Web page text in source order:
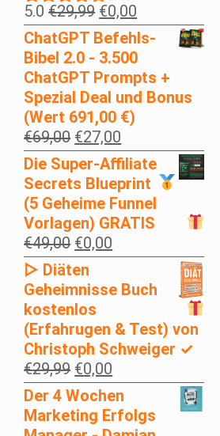
Bewertet
mit5.00
von 5
5.0 €29,99 Ursprünglicher
Preis
war:
€29,99
€0,00
Preis
ist:
€0,00.
ChatGPT Befehls-
Bibel 2.0 - 3.500
ChatGPT Prompts +
Spezial Deal und Bonus
(Wert 691,00 €)
€69,00 Ursprünglicher
Preis
war:
€69,00
€27,00
Preis
ist:
€27,00.
Die Super-Affiliate
Secrets Blueprint
(5 Geheime Funnel
Vorlagen) GRATIS
€49,00 Ursprünglicher
Preis
war:
€49,00
€0,00
Preis
ist:
€0,00.
▷ Diäten
Geheimnisse Buch
kostenlos
(Erfahrugen & Test) von
Christoph Schweiger ✓
€29,99 Ursprünglicher
Preis
war:
€29,99
€0,00
Preis
ist:
€0,00.
Der 4 Wochen
Marketing Erfolgs